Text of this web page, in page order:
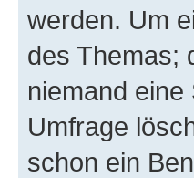
werden. Um
des Themas;
niemand
Umfrage
schon ein